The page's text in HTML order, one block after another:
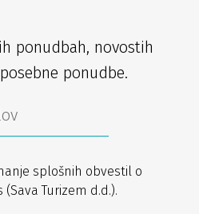
ponudbah, novostih
ponudbe.
splošnih obvestil o
Turizem d.d.).